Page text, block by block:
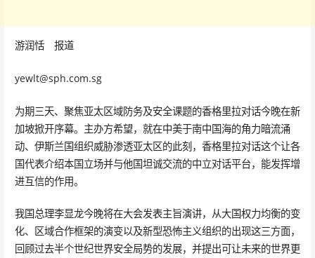
游润恬 报道
yewlt@sph.com.sg
为期三天、聚焦亚太区域防务及安全课题的香格里拉对话今晚在新
加坡掀开序幕。主办方希望，就在中美于南中国海的角力暗流涌
动、伊斯兰国组织威胁渗透亚太区的此刻，香格里拉对话这个让各
国代表介绍本国立场并与他国坦诚交流的中立对话平台，能发挥增
进互信的作用。
我国总理李显龙今晚将在大会发表主旨演讲，从大国权力均衡的变
化、区域合作框架的演变以及新型恐怖主义组织的出现这三方面，
回顾过去半个世纪世界安全局势的发展，并提出可让未来的世界更